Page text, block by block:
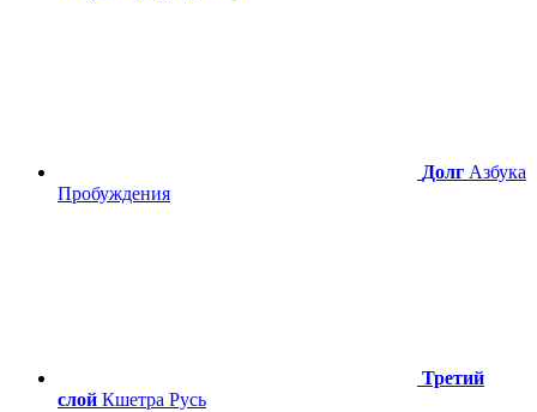
Долг Азбука
Пробуждения
Третий
слой Кшетра Русь